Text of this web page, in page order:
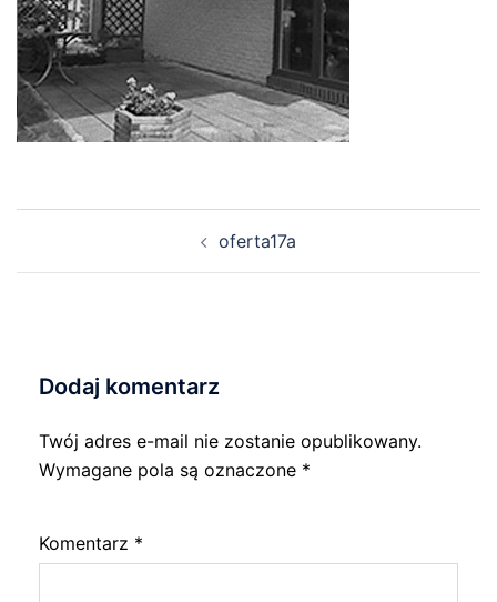
oferta17a
Dodaj komentarz
Twój adres e-mail nie zostanie opublikowany.
Wymagane pola są oznaczone *
Komentarz *